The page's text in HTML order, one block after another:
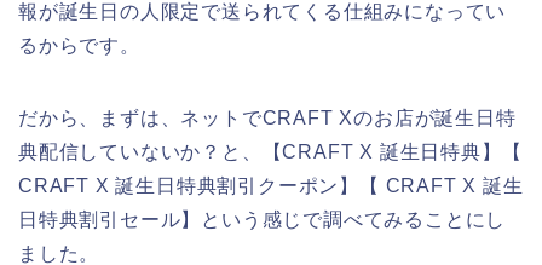
報が誕生日の人限定で送られてくる仕組みになってい
るからです。
だから、まずは、ネットでCRAFT Xのお店が誕生日特
典配信していないか？と、【CRAFT X 誕生日特典】【
CRAFT X 誕生日特典割引クーポン】【 CRAFT X 誕生
日特典割引セール】という感じで調べてみることにし
ました。